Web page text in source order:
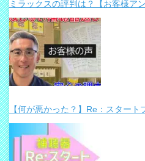
ミラックスの評判は？【お客様アン
【何が悪かった？】Re：スター